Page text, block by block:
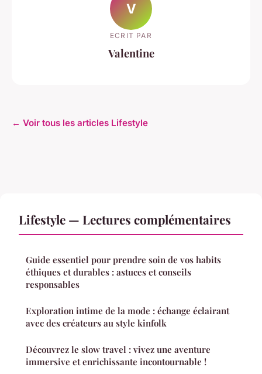
V
ECRIT PAR
Valentine
← Voir tous les articles Lifestyle
Lifestyle — Lectures complémentaires
Guide essentiel pour prendre soin de vos habits
éthiques et durables : astuces et conseils
responsables
Exploration intime de la mode : échange éclairant
avec des créateurs au style kinfolk
Découvrez le slow travel : vivez une aventure
immersive et enrichissante incontournable !